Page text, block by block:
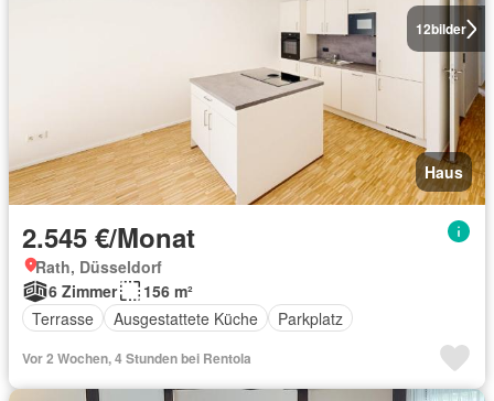
12bilder
Haus
2.545 €/Monat
Rath, Düsseldorf
6 Zimmer
156 m²
Terrasse
Ausgestattete Küche Parkplatz
Vor 2 Wochen, 4 Stunden bei Rentola